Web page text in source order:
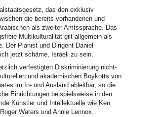
das den exklusiv
die bereits vorhandenen und
als zweiter Amtssprache. Das
Multikulturalität gilt allgemein als
Der Pianist und Dirigent Daniel
jetzt schäme, Israeli zu sein.
verfestigten Diskriminierung nicht-
und akademischen Boykotts von
im In- und Ausland ableitbar, so die
Einrichtungen beispielsweise in den
Künstler und Intellektuelle wie Ken
Waters und Annie Lennox.